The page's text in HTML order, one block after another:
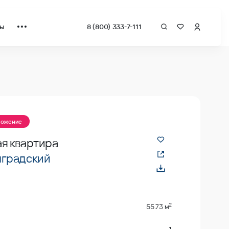
8 (800) 333-7-111
квартира
55.73 м2